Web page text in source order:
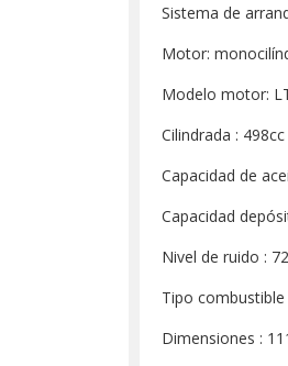
Sistema de
Motor:
Modelo motor:
Cilindrada : 498cc
Capacidad de
Capacidad
Nivel de ruido :
Tipo combustible
Dimensiones :